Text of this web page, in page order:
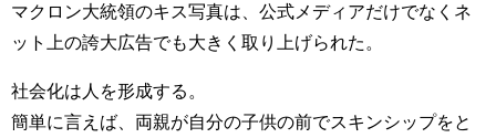
マクロン大統領のキス写真は、公式メディアだけでなくネ
ット上の誇大広告でも大きく取り上げられた。
社会化は人を形成する。
簡単に言えば、両親が自分の子供の前でスキンシップをと